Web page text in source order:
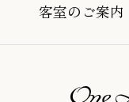
客室のご案内